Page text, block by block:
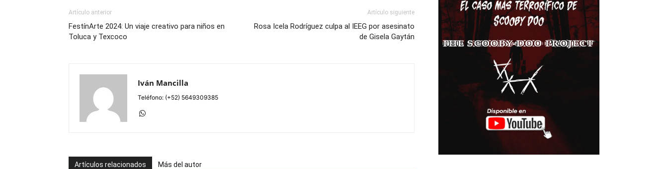
Artículo anterior
FestínArte 2024: Un viaje creativo para niños en
Toluca y Texcoco
Artículo siguiente
Rosa Icela Rodríguez culpa al IEEG por asesinato
de Gisela Gaytán
Iván Mancilla
Teléfono: (+52) 5649309385
Artículos relacionados Más del autor